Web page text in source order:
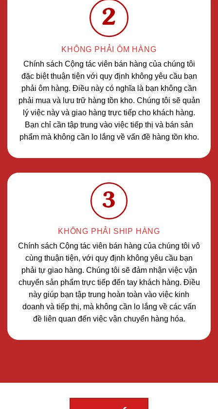
KHÔNG PHẢI ÔM HÀNG
Chính sách Cộng tác viên bán hàng của chúng tôi
đặc biệt thuận tiện với quy định không yêu cầu bạn
phải ôm hàng. Điều này có nghĩa là bạn không cần
phải mua và lưu trữ hàng tồn kho. Chúng tôi sẽ quản
lý việc này và giao hàng trực tiếp cho khách hàng.
Bạn chỉ cần tập trung vào việc tiếp thị và bán sản
phẩm mà không cần lo lắng về vấn đề hàng tồn kho.
KHÔNG PHẢI SHIP HÀNG
Chính sách Cộng tác viên bán hàng của chúng tôi vô
cùng thuận tiện, với quy định không yêu cầu bạn
phải tự giao hàng. Chúng tôi sẽ đảm nhận việc vận
chuyển sản phẩm trực tiếp đến tay khách hàng. Điều
này giúp bạn tập trung hoàn toàn vào việc kinh
doanh và tiếp thị, mà không cần lo lắng về các vấn
đề liên quan đến việc vận chuyển hàng hóa.